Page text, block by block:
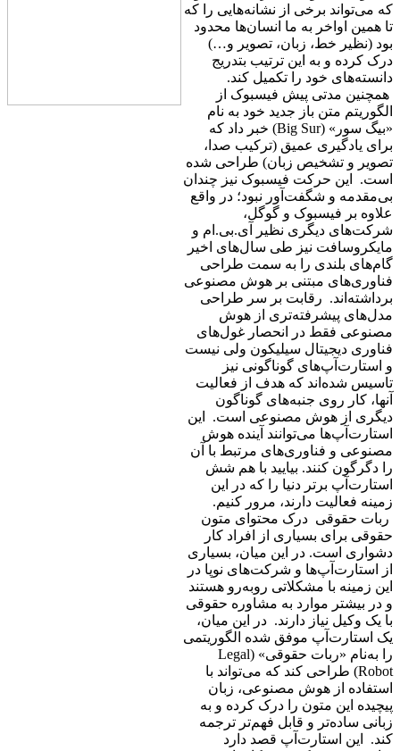
که می‌تواند برخی از نشانه‌هایی را که
تا همین اواخر به ما انسان‌ها محدود
بود (نظیر خط، زبان، تصویر و…)
درک کرده و به این ترتیب بتدریج
دانسته‌های خود را تکمیل کند.
همچنین مدتی پیش فیسبوک از
الگوریتم متن باز جدید خود به نام
«بیگ سور» (Big Sur) خبر داد که
برای یادگیری عمیق (ترکیب صدا،
تصویر و تشخیص زبان) طراحی شده
است. این حرکت فیسبوک نیز چندان
بی‌مقدمه و شگفت‌آور نبود؛ در واقع
علاوه بر فیسبوک و گوگل،
شرکت‌های دیگری نظیر آی.بی.ام و
مایکروسافت نیز طی سال‌های اخیر
گام‌های بلندی را به سمت طراحی
فناوری‌های مبتنی بر هوش مصنوعی
برداشته‌اند. رقابت بر سر طراحی
مدل‌های پیشرفته‌تری از هوش
مصنوعی فقط در انحصار غول‌های
فناوری دیجیتال سیلیکون ولی نیست
و استارت‌آپ‌های گوناگونی نیز
تاسیس شده‌اند که هدف از فعالیت
آنها، کار روی جنبه‌های گوناگون
دیگری از هوش مصنوعی است. این
استارت‌آپ‌ها می‌توانند آینده هوش
مصنوعی و فناوری‌های مرتبط با آن
را دگرگون کنند. بیایید با هم شش
استارت‌آپ برتر دنیا را که در این
زمینه فعالیت دارند، مرور کنیم.
ربات حقوقی درک محتوای متون
حقوقی برای بسیاری از افراد کار
دشواری است. در این میان، بسیاری
از استارت‌آپ‌ها و شرکت‌های نوپا در
این زمینه با مشکلاتی روبه‌رو هستند
و در بیشتر موارد به مشاوره حقوقی
با یک وکیل نیاز دارند. در این میان،
یک استارت‌آپ موفق شده الگوریتمی
را به‌نام «ربات حقوقی» (Legal
Robot) طراحی کند که می‌تواند با
استفاده از هوش مصنوعی، زبان
پیچیده این متون را درک کرده و به
زبانی ساده‌تر و قابل فهم‌تر ترجمه
کند. این استارت‌آپ قصد دارد